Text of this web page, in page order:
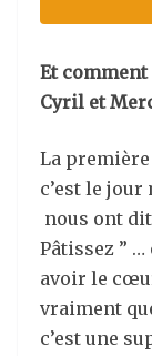
Et comment
Cyril et
La
c’est le
nous ont
Pâtissez ”
avoir le
vraiment
c’est une